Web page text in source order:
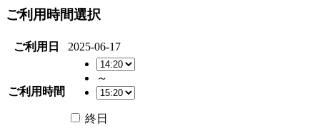
ご利用時間選択
ご利用日 2025-06-17
ご利用時間
～
終日